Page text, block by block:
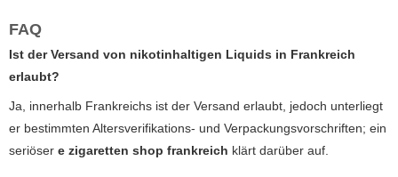
FAQ
Ist der Versand von nikotinhaltigen Liquids in Frankreich
erlaubt?
Ja, innerhalb Frankreichs ist der Versand erlaubt, jedoch unterliegt
er bestimmten Altersverifikations- und Verpackungsvorschriften; ein
seriöser e zigaretten shop frankreich klärt darüber auf.